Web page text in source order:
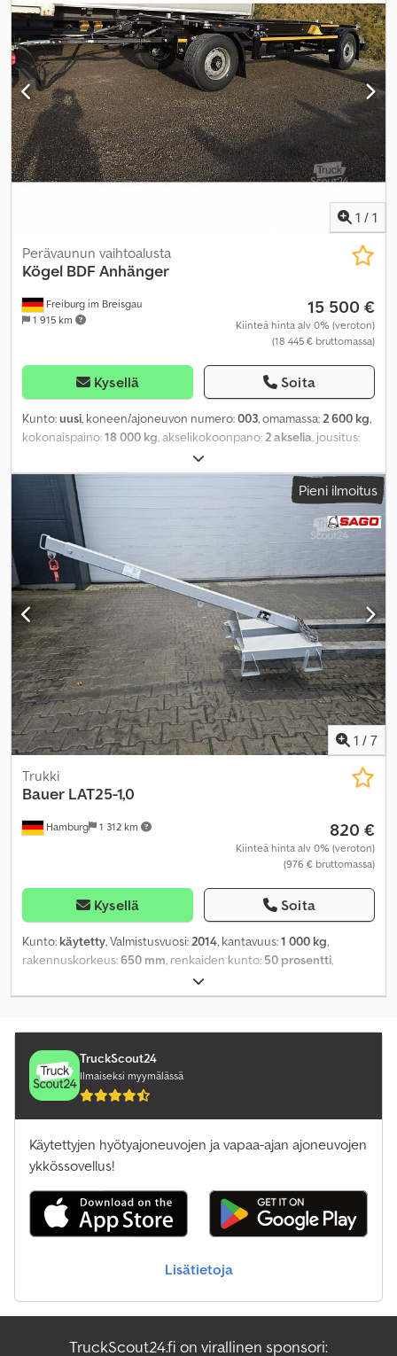
1 / 1
Freiburg im Breisgau
1 915 km
Perävaunun vaihtoalusta
Kögel BDF Anhänger
15 500 €
Kiinteä hinta alv 0% (veroton)
(18 445 € bruttomassa)
Kysellä Soita
Kunto:uusi, koneen/ajoneuvon numero:003, omamassa:2 600 kg,
kokonaispaino:18 000 kg, akselikokoonpano:2 akselia, jousitus:
, Varusteet:
Pieni ilmoitus
1 / 7
Hamburg 1 312 km
Trukki
Bauer LAT25-1,0
820 €
Kiinteä hinta alv 0% (veroton)
(976 € bruttomassa)
Kysellä Soita
Kunto: käytetty, Valmistusvuosi:2014, kantavuus:1 000 kg,
rakennuskorkeus:650 mm, renkaiden kunto: 50 prosentti,
, kokonaispituus:2 400 mm
TruckScout24
Ilmaiseksi myymälässä
Käytettyjen hyötyajoneuvojen ja vapaa-ajan ajoneuvojen
ykkössovellus!
Lisätietoja
TruckScout24.fi on virallinen sponsori: